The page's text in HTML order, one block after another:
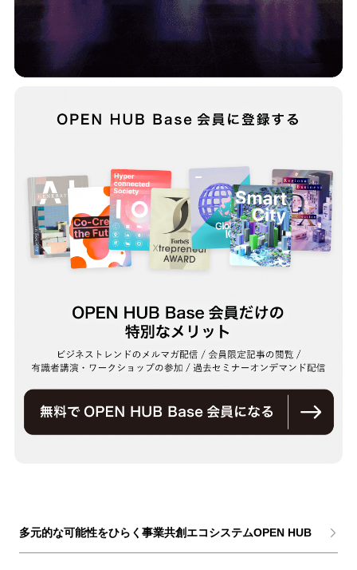
多元的な可能性をひらく事業共創エコシステムOPEN HUB